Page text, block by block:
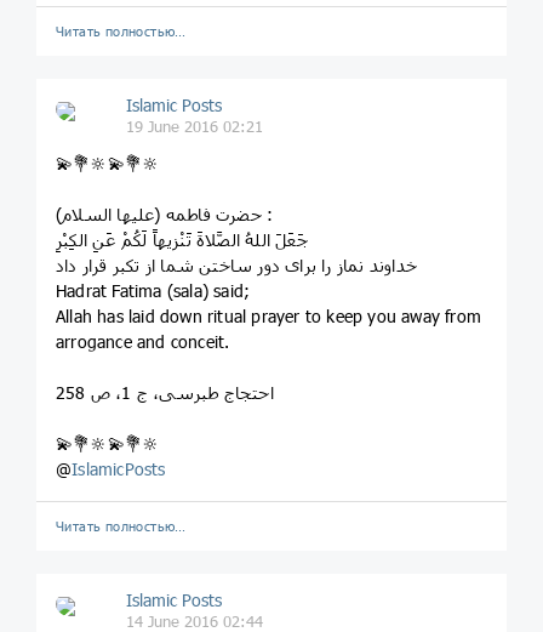
Читать полностью…
Islamic Posts
19 June 2016 02:21
💫💐🔆💫💐🔆
حضرت فاطمه (علیها ‌السلام) :
جَعَلَ اللهُ الصَّلاةَ تَنْزیهاً لَکُمْ عَنِ الکِبْرِ
خداوند نماز را برای دور ساختن شما از تکبر قرار داد
Hadrat Fatima (sala) said;
Allah has laid down ritual prayer to keep you away from
arrogance and conceit.
احتجاج طبرسی، ج 1، ص 258
💫💐🔆💫💐🔆
@IslamicPosts
Читать полностью…
Islamic Posts
14 June 2016 02:44